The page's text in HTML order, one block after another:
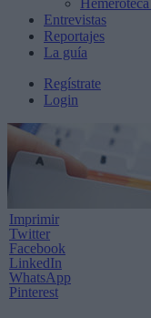
Entrevistas
Reportajes
La guía
Regístrate
Login
Imprimir
Twitter
Facebook
LinkedIn
WhatsApp
Pinterest